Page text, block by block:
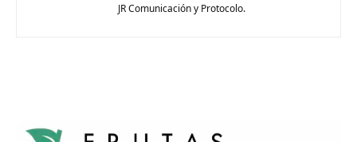
JR Comunicación y Protocolo.